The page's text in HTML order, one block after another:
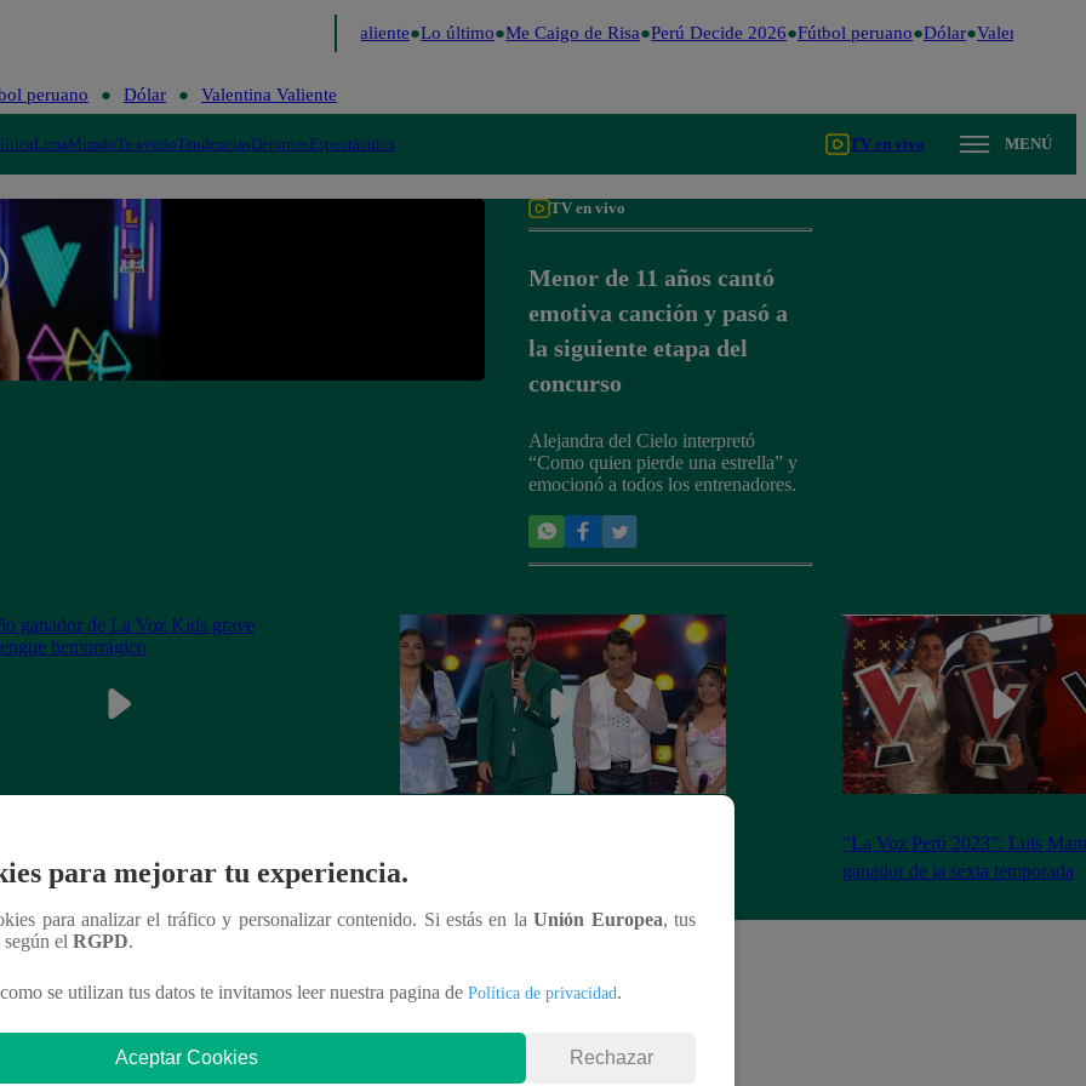
Valentina Valiente Lo último Me Caigo de Risa Perú Decide 2026 Fútbol peruano Dólar Valentina
peruano Dólar Valentina Valiente
LimaMundoTe ayudoTendenciasDeportesEspectáculos TV en vivo MENÚ
TV en vivo
Menor de 11 años cantó
emotiva canción y pasó a
la siguiente etapa del
concurso
Alejandra del Cielo interpretó
“Como quien pierde una estrella” y
emocionó a todos los entrenadores.
hemorrágico
“La Voz Perú 2023”: Luis
ganador de la sexta temporada
para mejorar tu experiencia.
para analizar el tráfico y personalizar contenido. Si estás en laUnión Europea, tus
según el RGPD.
se utilizan tus datos te invitamos leer nuestra pagina de Política de privacidad.
Aceptar Cookies Rechazar